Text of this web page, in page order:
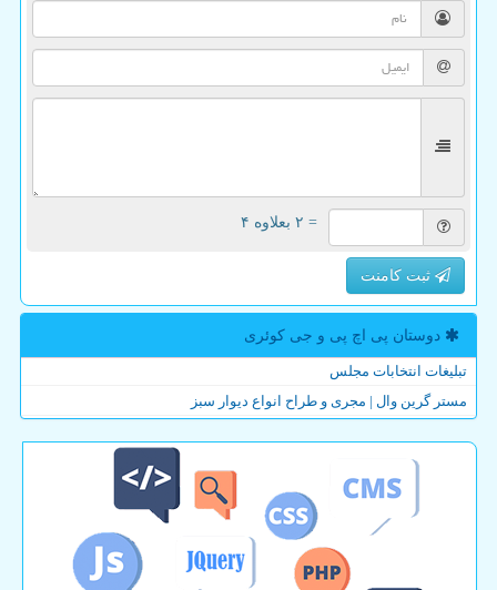
= ۲ بعلاوه ۴
ثبت کامنت
دوستان پی اچ پی و جی كوئری
تبلیغات انتخابات مجلس
مستر گرین وال | مجری و طراح انواع دیوار سبز